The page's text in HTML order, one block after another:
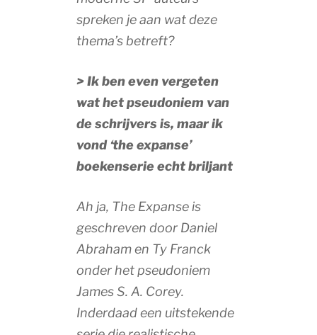
spreken je aan wat deze
thema’s betreft?
> Ik ben even vergeten
wat het pseudoniem van
de schrijvers is, maar ik
vond ‘the expanse’
boekenserie echt briljant
Ah ja, The Expanse is
geschreven door Daniel
Abraham en Ty Franck
onder het pseudoniem
James S. A. Corey.
Inderdaad een uitstekende